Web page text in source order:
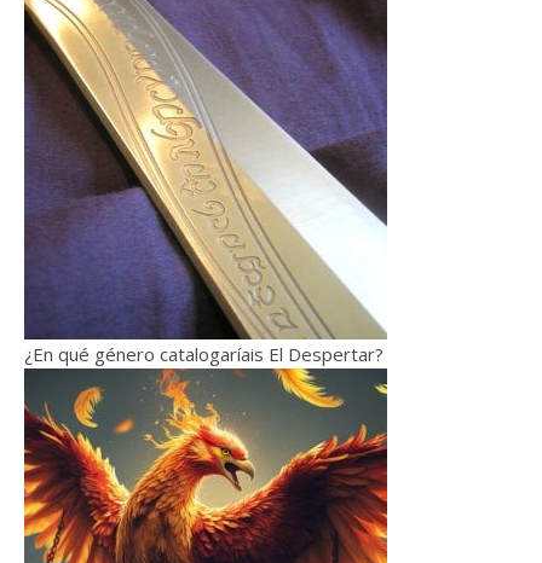
¿En qué género catalogaríais El Despertar?